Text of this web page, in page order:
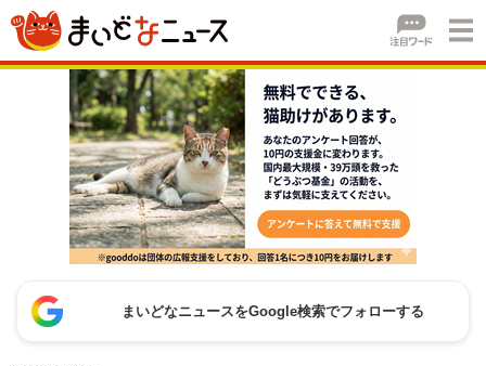
まいどなニュースをGoogle検索でフォローする